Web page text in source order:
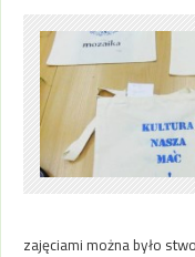
zajęciami można było